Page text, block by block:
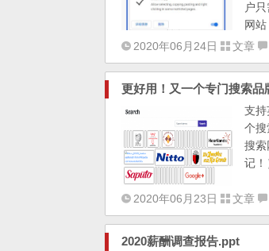
户
网
2020年06月24日
文章
更好用！又一个专门搜索
支持
个搜
搜索
记！
2020年06月23日 文章
2020薪酬调查报告.ppt